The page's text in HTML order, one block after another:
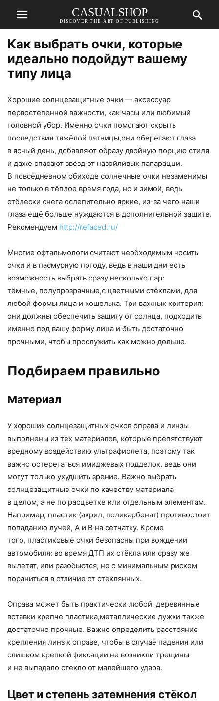
CASUALSHOP
DISCOVER THE ART OF PUBLISHING
Как выбрать очки, которые
идеально подойдут вашему
типу лица
Хорошие солнцезащитные очки — аксессуар
первостепенной важности, как часы или любимый
головной убор. Именно очки помогают скрыть
последствия тяжёлой пятницы,они оберегают глаза
в ясный день, добавляют образу двойную порцию стиля
и даже спасают звёзд от назойливых папарацци.
В повседневном обиходе солнечные очки незаменимы
не только в тёплое время года, но и зимой, ведь
отблески снега ослепительно яркие, из-за чего наши
глаза ещё больше нуждаются в дополнительной защите.
Рекомендуем http://refaced.ru/
Многие офтальмологи считают необходимым носить
очки и в пасмурную погоду, ведь в наши дни есть
возможность выбрать сразу несколько пар:
тёмные, полупрозрачные,с цветными стёклами, для
любой формы лица и кошелька. Три важных критерия:
они должны обеспечить защиту от солнца, подходить
именно под вашу форму лица и быть достаточно
прочными, чтобы прослужить как можно дольше.
Подбираем правильно
Материал
У хороших солнцезащитных очков оправа и линзы
выполнены из тех материалов, которые препятствуют
вредному воздействию ультрафиолета, поэтому так
важно остерегаться имиджевых подделок, ведь они
могут только ухудшить зрение. Важно выбрать
солнцезащитные очки по качеству материала
в целом, а не по расцветке или отдельным элементам.
Например, пластик (акрил, поликарбонат) противостоит
попаданию лучей, А и В на сетчатку. Кроме
того, пластиковые очки безопасны при вождении
автомобиля: во время ДТП их стёкла или сразу же
вылетят, или разобьются, но с минимальным риском
пораниться в отличие от стеклянных.
Оправа может быть практически любой: деревянные
вставки крепче пластика,металлические дужки также
достаточно прочные. Важно определить расстояние
крепления линз к оправе, чтобы в случае падения или
слишком крепкой фиксации не возникли трещины
и не выпадало стекло от малейшего удара.
Цвет и степень затемнения стёкол